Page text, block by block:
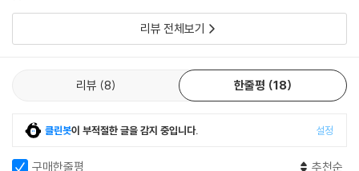
리뷰 전체보기
리뷰 8 한줄평 18
클린봇이 부적절한 글을 감지 중입니다. 설정
구매한줄평 추천순